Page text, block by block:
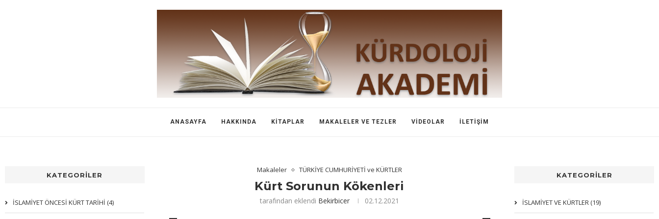
ANASAYFA HAKKINDA KITAPLAR MAKALELER VE TEZLER VIDEOLAR İLETIŞIM
Makaleler TÜRKİYE CUMHURİYETİ ve KÜRTLER
Kürt Sorunun Kökenleri
tarafından eklendi Bekirbicer 02.12.2021
KATEGORİLER
İSLAMIYET VE KÜRTLER (19)
KATEGORİLER
İSLAMİYET ÖNCESİ KÜRT TARİHİ (4)